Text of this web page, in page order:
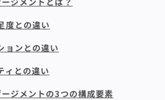
度との違い
ョンとの違い
ィとの違い
ジメントの3つの構成要素